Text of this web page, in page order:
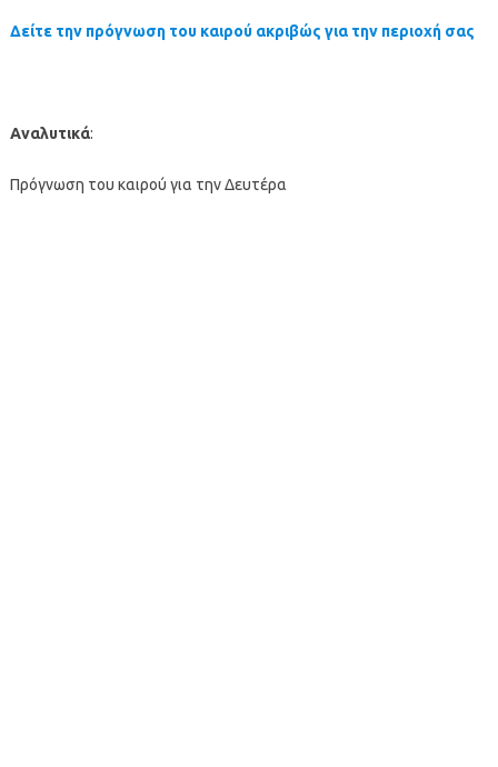
Δείτε την πρόγνωση του καιρού ακριβώς για την περιοχή σας
Αναλυτικά:
Πρόγνωση του καιρού για την Δευτέρα